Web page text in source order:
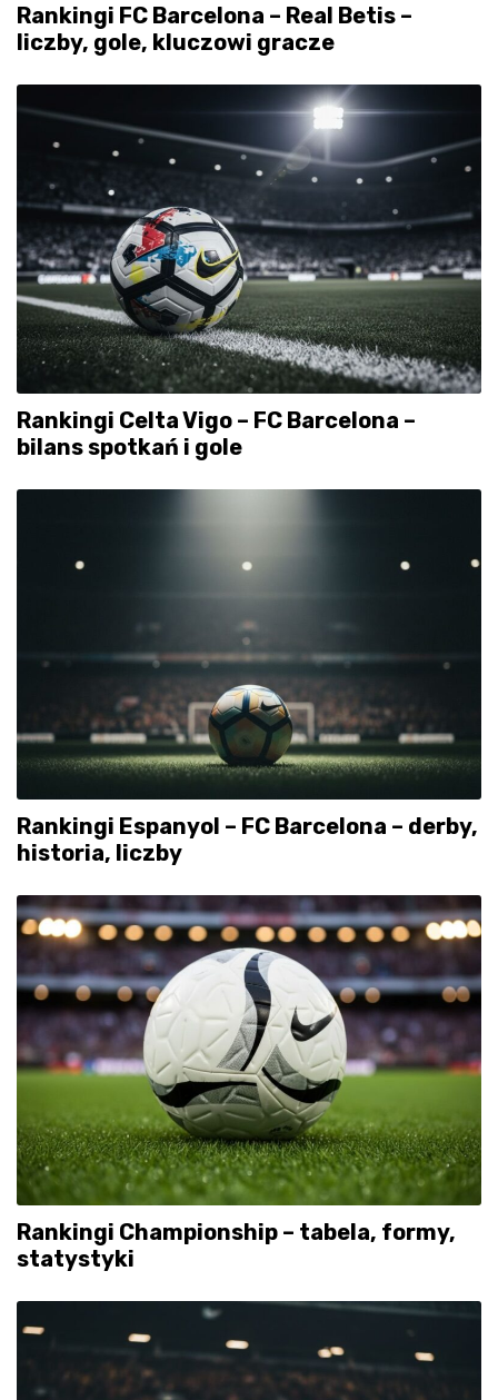
Rankingi FC Barcelona – Real Betis –
liczby, gole, kluczowi gracze
Rankingi Celta Vigo – FC Barcelona –
bilans spotkań i gole
Rankingi Espanyol – FC Barcelona – derby,
historia, liczby
Rankingi Championship – tabela, formy,
statystyki